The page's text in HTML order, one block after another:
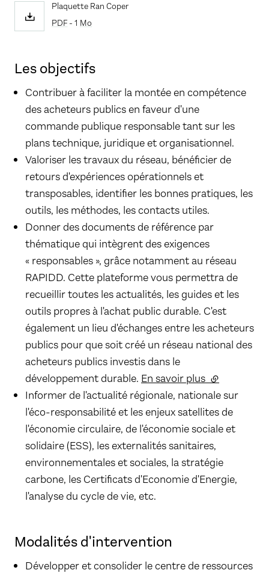
Plaquette Ran Coper
PDF - 1 Mo
Les objectifs
Contribuer à faciliter la montée en compétence
des acheteurs publics en faveur d'une
commande publique responsable tant sur les
plans technique, juridique et organisationnel.
Valoriser les travaux du réseau, bénéficier de
retours d'expériences opérationnels et
transposables, identifier les bonnes pratiques, les
outils, les méthodes, les contacts utiles.
Donner des documents de référence par
thématique qui intègrent des exigences
« responsables », grâce notamment au réseau
RAPIDD. Cette plateforme vous permettra de
recueillir toutes les actualités, les guides et les
outils propres à l'achat public durable. C'est
également un lieu d'échanges entre les acheteurs
publics pour que soit créé un réseau national des
acheteurs publics investis dans le
développement durable. En savoir plus (lien externe)
Informer de l'actualité régionale, nationale sur
l'éco-responsabilité et les enjeux satellites de
l'économie circulaire, de l'économie sociale et
solidaire (ESS), les externalités sanitaires,
environnementales et sociales, la stratégie
carbone, les Certificats d'Economie d'Energie,
l'analyse du cycle de vie, etc.
Modalités d'intervention
Développer et consolider le centre de ressources